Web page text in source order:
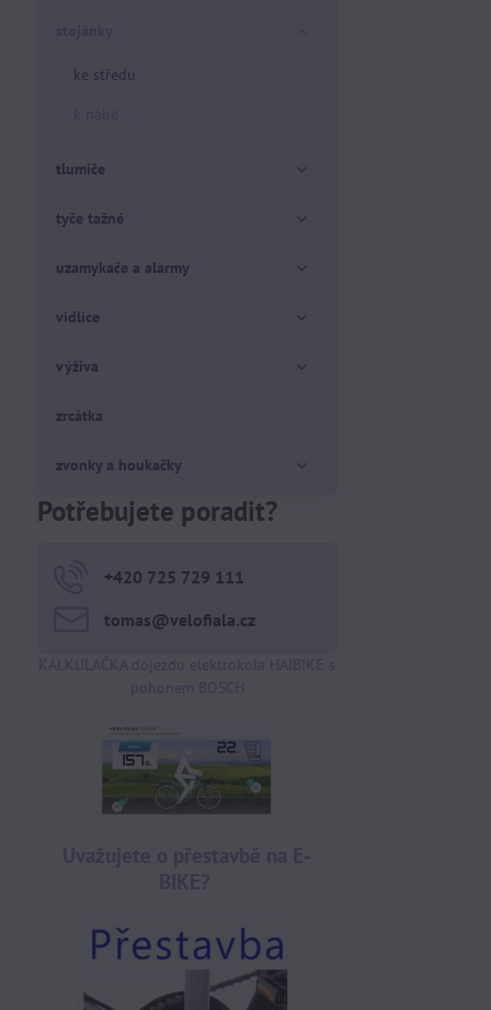
ke středu
tlumiče
tyče tažné
uzamykače a alarmy
vidlice
výživa
zrcátka
zvonky a houkačky
Potřebujete poradit?
+420 725 729 111
tomas​@velofiala​.cz